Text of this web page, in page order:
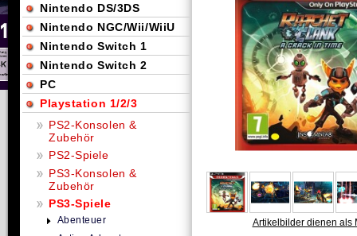
Artikelbilder dienen als
Nintendo DS/3DS
Nintendo NGC/Wii/WiiU
Nintendo Switch 1
Nintendo Switch 2
PC
Playstation 1/2/3
PS2-Konsolen &
Zubehör
PS2-Spiele
PS3-Konsolen &
Zubehör
PS3-Spiele
Abenteuer